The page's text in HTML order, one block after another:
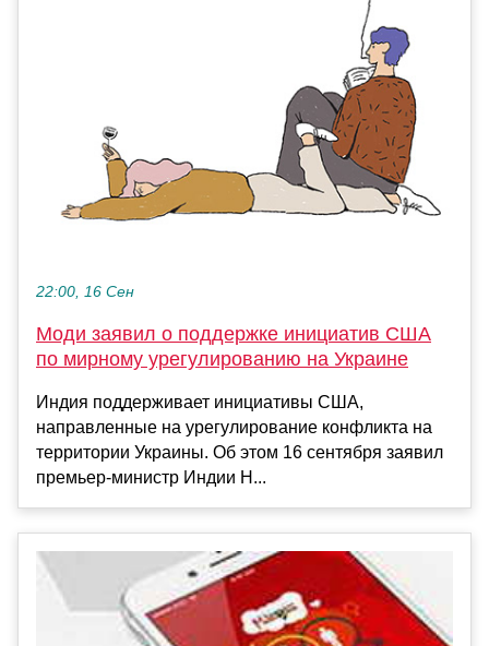
22:00, 16 Сен
Моди заявил о поддержке инициатив США
по мирному урегулированию на Украине
Индия поддерживает инициативы США,
направленные на урегулирование конфликта на
территории Украины. Об этом 16 сентября заявил
премьер-министр Индии Н...